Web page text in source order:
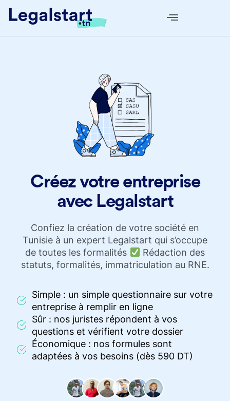
Créez votre entreprise
avec Legalstart
Confiez la création de votre société en
Tunisie à un expert Legalstart qui s’occupe
de toutes les formalités
Rédaction des
statuts, formalités, immatriculation au RNE.
Simple : un simple questionnaire sur votre
entreprise à remplir en ligne
Sûr : nos juristes répondent à vos
questions et vérifient votre dossier
Économique : nos formules sont
adaptées à vos besoins (dès 590 DT)